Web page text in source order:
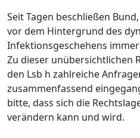
Seit Tagen beschließen
vor dem Hintergrund des
Infektionsgeschehens
Zu dieser unübersichtlichen
den Lsb h zahlreiche
zusammenfassend
bitte, dass sich die
verändern kann und wird.